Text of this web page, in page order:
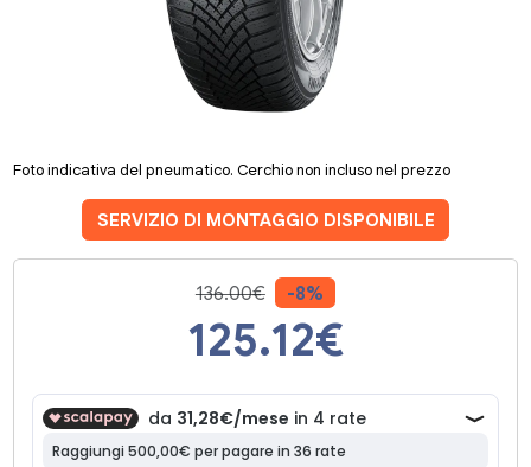
Foto indicativa del pneumatico. Cerchio non incluso nel prezzo
SERVIZIO DI MONTAGGIO DISPONIBILE
136.00€ -8%
125.12€